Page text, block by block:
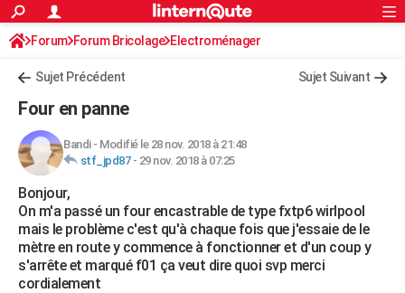
ACTUALITÉS
Politique
Société
Faits Divers
Education
Monde
Villes
+
FINANCE
Retraite
Impôts
Epargne
Immobilier
Risques naturels par ville
Banque
Assurance
Crédit
AUTO
Essais
Réserver un essai
Citadines
Berlines
SUV
Forum auto
+HIGH-TECH
Mobiles
Meilleur smartphone
Internet
Ordinateurs
Jeux vidéo
Guide high-tech
+BRICOLAGE
Forum
Aménagement intérieur
Extérieur
Cuisine
Salle de bains
Jardinage
Rangement
WEEK-END
S'inscrire
Connexion
Forum Forum Bricolage Electroménager
Sujet Précédent Sujet Suivant
Four en panne
Bandi- Modifié le 28 nov. 2018 à 21:48
stf_jpd87- 29 nov. 2018 à 07:25
Bonjour,
On m'a passé un four encastrable de type fxtp6 wirlpool
mais le problème c'est qu'à chaque fois que j'essaie de le
mètre en route y commence à fonctionner et d'un coup y
s'arrête et marqué f01 ça veut dire quoi svp merci
cordialement